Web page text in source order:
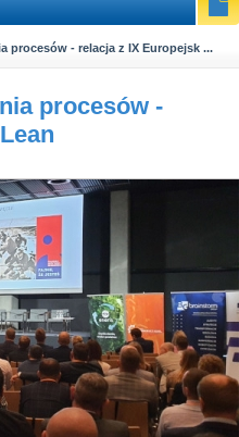
procesów - relacja z IX Europejsk ...
procesów -